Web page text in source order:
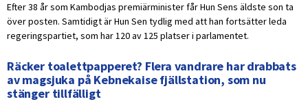
Efter 38 år som Kambodjas premiärminister får Hun Sens äldste son ta
över posten. Samtidigt är Hun Sen tydlig med att han fortsätter leda
regeringspartiet, som har 120 av 125 platser i parlamentet.
Räcker toalettpapperet? Flera vandrare har drabbats
av magsjuka på Kebnekaise fjällstation, som nu
stänger tillfälligt